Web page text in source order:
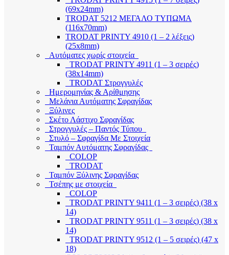
(69x24mm)
TRODAT 5212 ΜΕΓΑΛΟ ΤΥΠΩΜΑ
(116x70mm)
TRODAT PRINTY 4910 (1 – 2 λέξεις)
(25x8mm)
Αυτόματες χωρίς στοιχεία
TRODAT PRINTY 4911 (1 – 3 σειρές)
(38x14mm)
TRODAT Στρογγυλές
Ημερομηνίας & Αρίθμησης
Μελάνια Αυτόματης Σφραγίδας
Ξύλινες
Σκέτο Λάστιχο Σφραγίδας
Στρογγυλές – Παντός Τύπου
Στυλό – Σφραγίδα Με Στοιχεία
Ταμπόν Αυτόματης Σφραγίδας
COLOP
TRODAT
Ταμπόν Ξύλινης Σφραγίδας
Τσέπης με στοιχεία
COLOP
TRODAT PRINTY 9411 (1 – 3 σειρές) (38 x
14)
TRODAT PRINTY 9511 (1 – 3 σειρές) (38 x
14)
TRODAT PRINTY 9512 (1 – 5 σειρές) (47 x
18)